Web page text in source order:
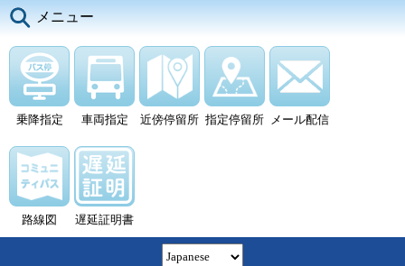
メニュー
乗降指定 車両指定 近傍停留所 指定停留所 メール配信
路線図 遅延証明書